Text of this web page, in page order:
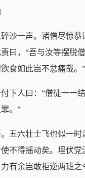
沙一声。诸僧尽惊恭
曰，“吾与汝等摆脱
食如此岂不忿痛哉。”
下人曰：“僧徒一一
。”
五六壮士飞也似一时
不得摇动矣。埋伏党
有余岂敢拒逆两班之